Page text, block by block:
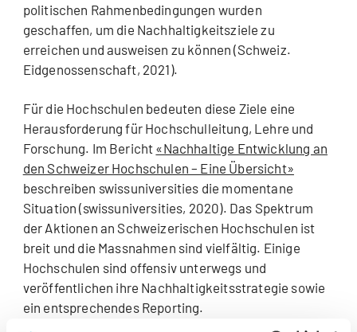
politischen Rahmenbedingungen wurden
geschaffen, um die Nachhaltigkeitsziele zu
erreichen und ausweisen zu können (Schweiz.
Eidgenossenschaft, 2021).
Für die Hochschulen bedeuten diese Ziele eine
Herausforderung für Hochschulleitung, Lehre und
Forschung. Im Bericht «Nachhaltige Entwicklung an
den Schweizer Hochschulen – Eine Übersicht»
beschreiben swissuniversities die momentane
Situation (swissuniversities, 2020). Das Spektrum
der Aktionen an Schweizerischen Hochschulen ist
breit und die Massnahmen sind vielfältig. Einige
Hochschulen sind offensiv unterwegs und
veröffentlichen ihre Nachhaltigkeitsstrategie sowie
ein entsprechendes Reporting.